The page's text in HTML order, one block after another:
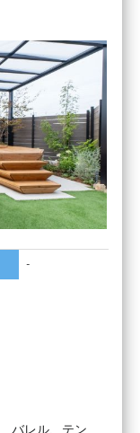
-
バレル、テン